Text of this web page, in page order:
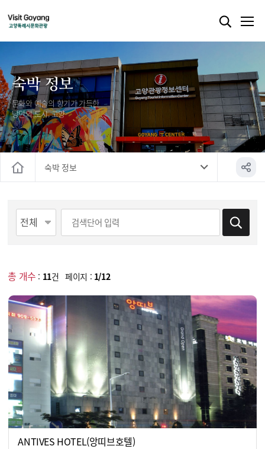
숙박 정보
문화와 예술의 향기가 가득한
낭만의 도시, 고양
숙박 정보
총 개수 : 11건 페이지 : 1/12
ANTIVES HOTEL(앙띠브호텔)